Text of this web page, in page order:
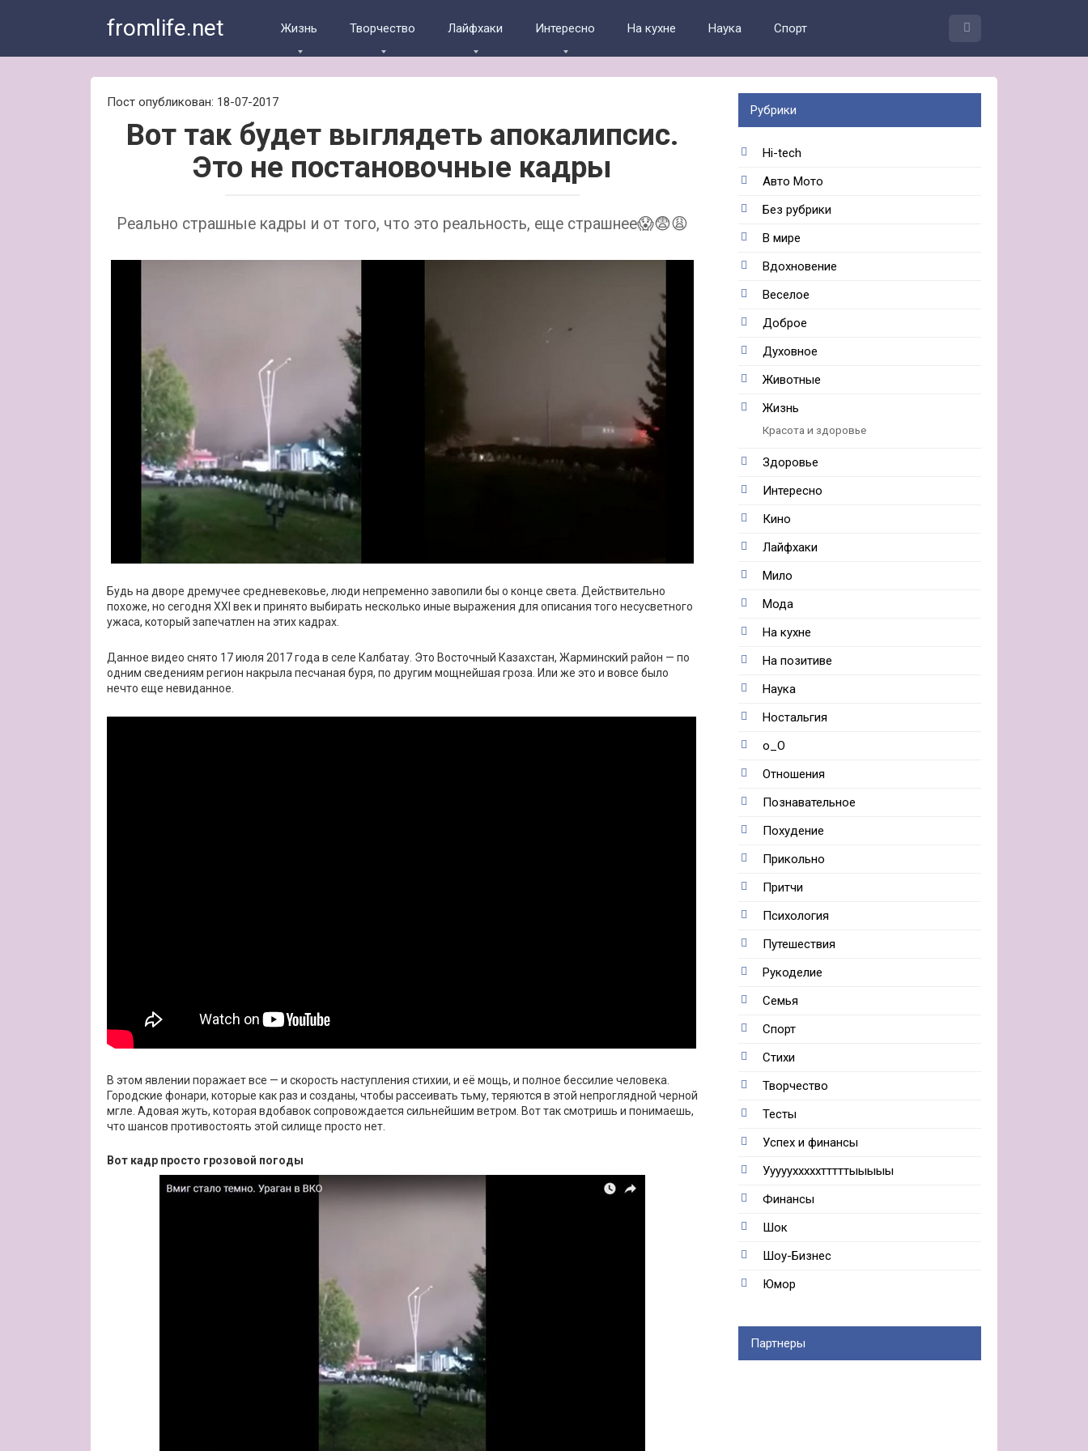
fromlife.net Жизнь Творчество Лайфхаки Интересно На кухне Наука Спорт
Пост опубликован: 18-07-2017
Вот так будет выглядеть апокалипсис.
Это не постановочные кадры
Реально страшные кадры и от того, что это реальность, еще страшнее😱😨😩
Будь на дворе дремучее средневековье, люди непременно завопили бы о конце света. Действительно
похоже, но сегодня XXI век и принято выбирать несколько иные выражения для описания того несусветного
ужаса, который запечатлен на этих кадрах.
Данное видео снято 17 июля 2017 года в селе Калбатау. Это Восточный Казахстан, Жарминский район — по
одним сведениям регион накрыла песчаная буря, по другим мощнейшая гроза. Или же это и вовсе было
нечто еще невиданное.
В этом явлении поражает все — и скорость наступления стихии, и её мощь, и полное бессилие человека.
Городские фонари, которые как раз и созданы, чтобы рассеивать тьму, теряются в этой непроглядной черной
мгле. Адовая жуть, которая вдобавок сопровождается сильнейшим ветром. Вот так смотришь и понимаешь,
что шансов противостоять этой силище просто нет.
Вот кадр просто грозовой погоды
Рубрики
Hi-tech
Авто Мото
Без рубрики
В мире
Вдохновение
Веселое
Доброе
Духовное
Животные
Жизнь
Красота и здоровье
Здоровье
Интересно
Кино
Лайфхаки
Мило
Мода
На кухне
На позитиве
Наука
Ностальгия
о_О
Отношения
Познавательное
Похудение
Прикольно
Притчи
Психология
Путешествия
Рукоделие
Семья
Спорт
Стихи
Творчество
Тесты
Успех и финансы
Ууууухххххтттттыыыыы
Финансы
Шок
Шоу-Бизнес
Юмор
Партнеры